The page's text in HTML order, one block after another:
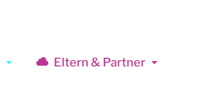
Eltern & Partner